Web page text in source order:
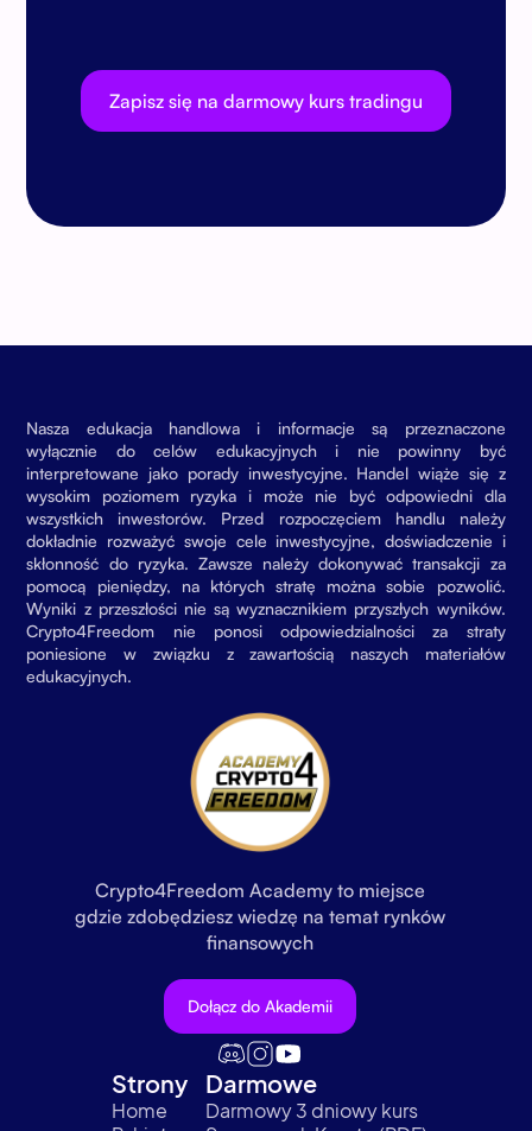
Zapisz się na darmowy kurs tradingu
Nasza edukacja handlowa i informacje są przeznaczone
wyłącznie do celów edukacyjnych i nie powinny być
interpretowane jako porady inwestycyjne. Handel wiąże się z
wysokim poziomem ryzyka i może nie być odpowiedni dla
wszystkich inwestorów. Przed rozpoczęciem handlu należy
dokładnie rozważyć swoje cele inwestycyjne, doświadczenie i
skłonność do ryzyka. Zawsze należy dokonywać transakcji za
pomocą pieniędzy, na których stratę można sobie pozwolić.
Wyniki z przeszłości nie są wyznacznikiem przyszłych wyników.
Crypto4Freedom nie ponosi odpowiedzialności za straty
poniesione w związku z zawartością naszych materiałów
edukacyjnych.
Crypto4Freedom Academy to miejsce
gdzie zdobędziesz wiedzę na temat rynków
finansowych
Dołącz do Akademii
Strony
Home
Darmowe
Darmowy 3 dniowy kurs